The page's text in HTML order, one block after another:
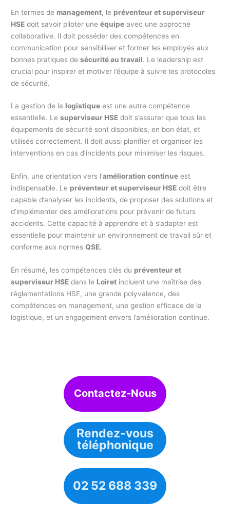
En termes de management, le préventeur et superviseur
HSE doit savoir piloter uneéquipe avec une approche
collaborative. Il doit posséder des compétences en
communication pour sensibiliser et former les employés aux
bonnes pratiques desécurité au travail. Le leadership est
crucial pour inspirer et motiver l’équipe à suivre les protocoles
de sécurité.
La gestion de la logistique est une autre compétence
essentielle. Lesuperviseur HSE doit s’assurer que tous les
équipements de sécurité sont disponibles, en bon état, et
utilisés correctement. Il doit aussi planifier et organiser les
interventions en cas d’incidents pour minimiser les risques.
Enfin, une orientation vers l’amélioration continue est
indispensable. Le préventeur et superviseur HSE doit être
capable d’analyser les incidents, de proposer des solutions et
d’implémenter des améliorations pour prévenir de futurs
accidents. Cette capacité à apprendre et à s’adapter est
essentielle pour maintenir un environnement de travail sûr et
conforme aux normesQSE.
En résumé, les compétences clés du préventeur et
superviseur HSE dans le Loiret incluent une maîtrise des
réglementations HSE, une grande polyvalence, des
compétences en management, une gestion efficace de la
logistique, et un engagement envers l’amélioration continue.
Contactez-Nous
Rendez-vous
téléphonique
02 52 688 339